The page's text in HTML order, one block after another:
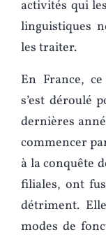
activités qui
linguistiques
les traiter.
En France,
s’est déroulé
dernières
commencer
à la conquête
filiales, ont
détriment.
modes de